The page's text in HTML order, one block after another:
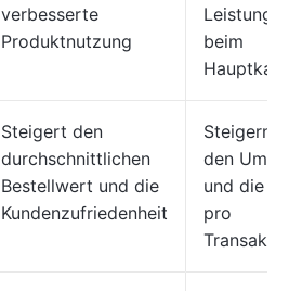
verbesserte
Produktnutzung
Leistung
beim
Hauptkauf
Steigert den
durchschnittlichen
Bestellwert und die
Kundenzufriedenheit
Steigern
den
und die
pro